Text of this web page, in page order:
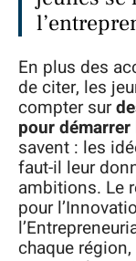
En plus des
de citer, les
compter sur
pour démarrer
savent : les
faut-il leur
ambitions. Le
pour
chaque